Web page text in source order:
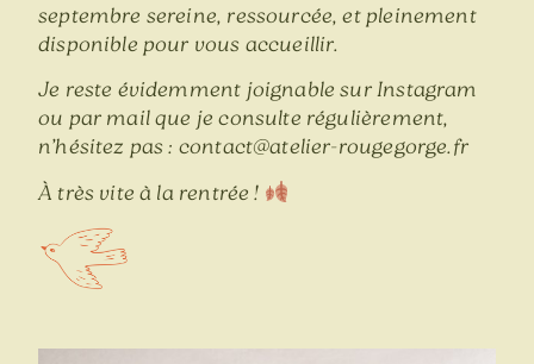
septembre sereine, ressourcée, et pleinement
disponible pour vous accueillir.
Je reste évidemment joignable sur Instagram
ou par mail que je consulte régulièrement,
n’hésitez pas : contact@atelier-rougegorge.fr
À très vite à la rentrée !